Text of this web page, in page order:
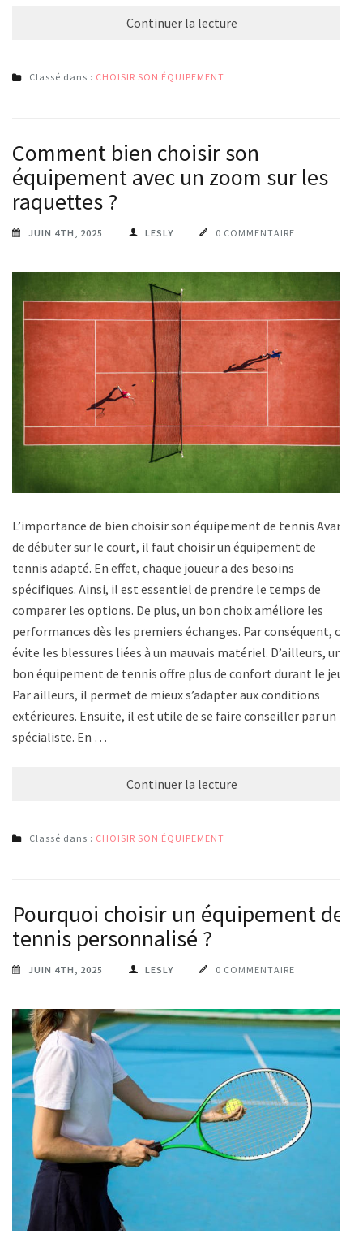
Continuer la lecture
Classé dans : CHOISIR SON ÉQUIPEMENT
Comment bien choisir son
équipement avec un zoom sur les
raquettes ?
JUIN 4TH, 2025 LESLY 0 COMMENTAIRE
L’importance de bien choisir son équipement de tennis Avant
de débuter sur le court, il faut choisir un équipement de
tennis adapté. En effet, chaque joueur a des besoins
spécifiques. Ainsi, il est essentiel de prendre le temps de
comparer les options. De plus, un bon choix améliore les
performances dès les premiers échanges. Par conséquent, on
évite les blessures liées à un mauvais matériel. D’ailleurs, un
bon équipement de tennis offre plus de confort durant le jeu.
Par ailleurs, il permet de mieux s’adapter aux conditions
extérieures. Ensuite, il est utile de se faire conseiller par un
spécialiste. En …
Continuer la lecture
Classé dans : CHOISIR SON ÉQUIPEMENT
Pourquoi choisir un équipement de
tennis personnalisé ?
JUIN 4TH, 2025 LESLY 0 COMMENTAIRE